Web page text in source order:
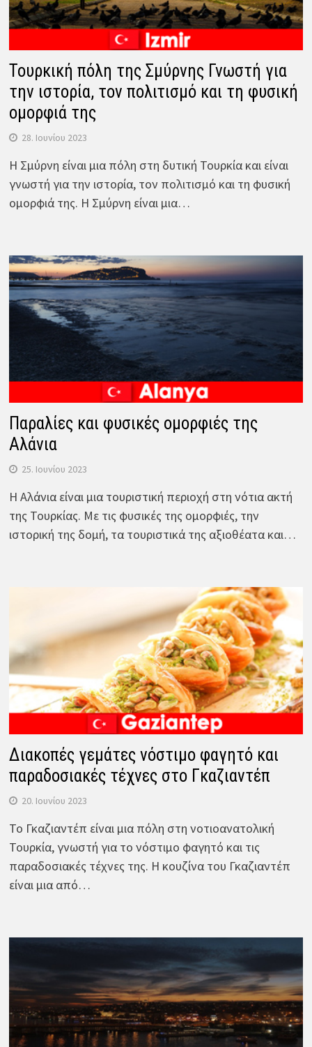
Τουρκική πόλη της Σμύρνης Γνωστή για
την ιστορία, τον πολιτισμό και τη φυσική
ομορφιά της
28. Ιουνίου 2023
Η Σμύρνη είναι μια πόλη στη δυτική Τουρκία και είναι
γνωστή για την ιστορία, τον πολιτισμό και τη φυσική
ομορφιά της. Η Σμύρνη είναι μια…
Παραλίες και φυσικές ομορφιές της
Αλάνια
25. Ιουνίου 2023
Η Αλάνια είναι μια τουριστική περιοχή στη νότια ακτή
της Τουρκίας. Με τις φυσικές της ομορφιές, την
ιστορική της δομή, τα τουριστικά της αξιοθέατα και…
Διακοπές γεμάτες νόστιμο φαγητό και
παραδοσιακές τέχνες στο Γκαζιαντέπ
20. Ιουνίου 2023
Το Γκαζιαντέπ είναι μια πόλη στη νοτιοανατολική
Τουρκία, γνωστή για το νόστιμο φαγητό και τις
παραδοσιακές τέχνες της. Η κουζίνα του Γκαζιαντέπ
είναι μια από…